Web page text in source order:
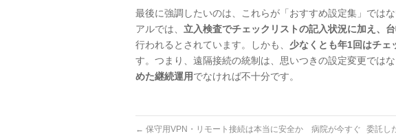
最後に強調したいのは、これらが「おすすめ設定集」では
アルでは、 立入検査でチェックリストの記入状況に加え、
行われるとされています。しかも、 少なくとも年1回はチェ
す。つまり、遠隔接続の統制は、思いつきの設定変更ではな
めた継続運用でなければ不十分です。
← 保守用VPN・リモート接続は本当に安全か 病院が今すぐ
委託し